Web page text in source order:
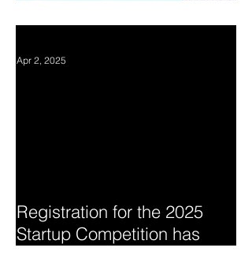
Registration for the 2025
Startup Competition has
Apr 2, 2025